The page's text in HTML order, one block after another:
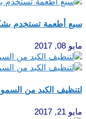
سبع أطعمة تستخدم
مايو 08, 2017
لتنظيف الكبد من
مايو 21, 2017